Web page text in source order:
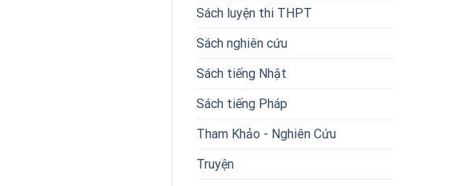
Sách luyện thi THPT
Sách nghiên cứu
Sách tiếng Nhật
Sách tiếng Pháp
Tham Khảo - Nghiên Cứu
Truyện